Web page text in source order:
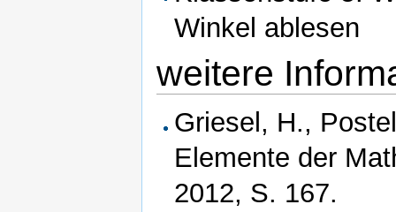
Winkel ablesen
weitere
Griesel, H.,
Elemente der
2012, S. 167.